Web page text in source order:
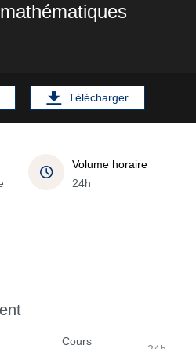
Télécharger
Volume horaire
24h
Cours